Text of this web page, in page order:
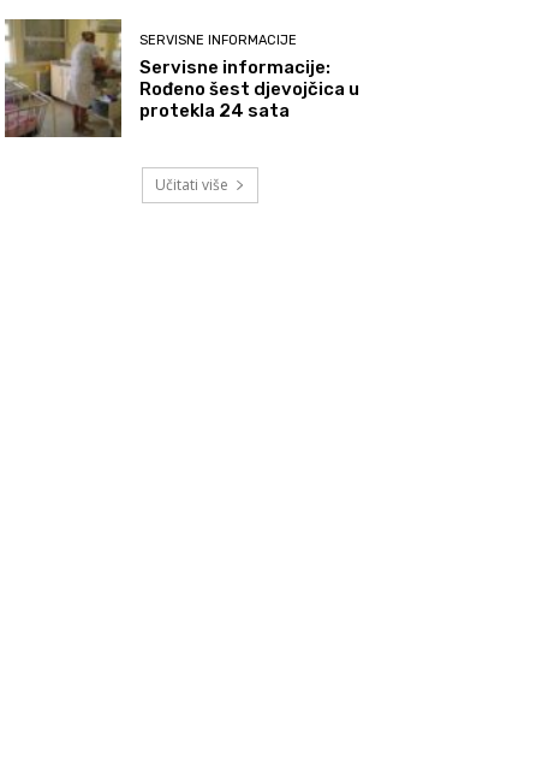
SERVISNE INFORMACIJE
Servisne informacije:
Rođeno šest djevojčica u
protekla 24 sata
Učitati više